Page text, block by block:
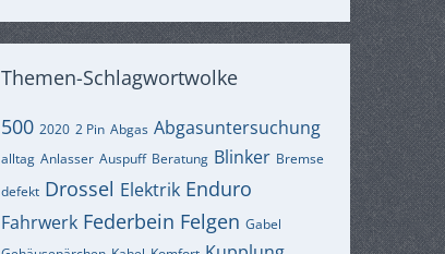
Themen-Schlagwortwolke
500 2020 2 Pin Abgas Abgasuntersuchung
alltag Anlasser Auspuff Beratung Blinker Bremse
defekt Drossel Elektrik Enduro
Fahrwerk Federbein Felgen Gabel